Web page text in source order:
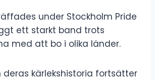
under Stockholm Pride
ett starkt band trots
med att bo i olika länder.
kärlekshistoria fortsätter